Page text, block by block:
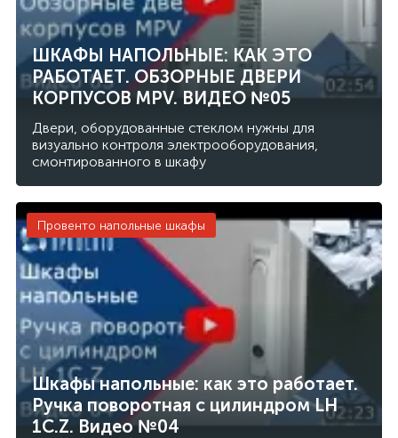
ШКАФЫ НАПОЛЬНЫЕ: КАК ЭТО
РАБОТАЕТ. ОБЗОРНЫЕ ДВЕРИ
КОРПУСОВ MPV. ВИДЕО №05
Двери, оборудованные стеклом нужны для
визуально контроля электрооборудования,
смонтированного в шкафу
Шкафы напольные: как это работает.
Ручка поворотная с цилиндром LH
1C.Z. Видео №04
Провенто напольные шкафы